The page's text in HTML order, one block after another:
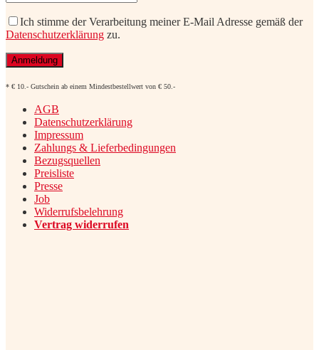
Ich stimme der Verarbeitung meiner E-Mail Adresse gemäß der
Datenschutzerklärung zu.
* € 10.- Gutschein ab einem Mindestbestellwert von € 50.-
AGB
Datenschutzerklärung
Impressum
Zahlungs & Lieferbedingungen
Bezugsquellen
Preisliste
Presse
Job
Widerrufsbelehrung
Vertrag widerrufen